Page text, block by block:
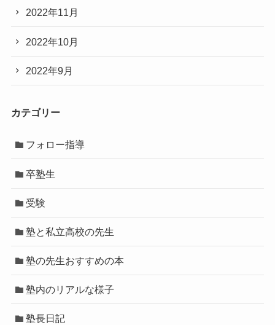
2022年11月
2022年10月
2022年9月
カテゴリー
フォロー指導
卒塾生
受験
塾と私立高校の先生
塾の先生おすすめの本
塾内のリアルな様子
塾長日記